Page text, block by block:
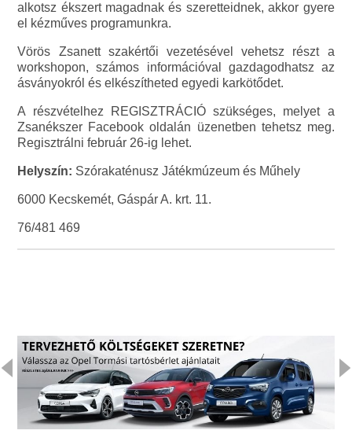
alkotsz ékszert magadnak és szeretteidnek, akkor gyere
el kézműves programunkra.
Vörös Zsanett szakértői vezetésével vehetsz részt a
workshopon, számos információval gazdagodhatsz az
ásványokról és elkészítheted egyedi karkötődet.
A részvételhez REGISZTRÁCIÓ szükséges, melyet a
Zsanékszer Facebook oldalán üzenetben tehetsz meg.
Regisztrálni február 26-ig lehet.
Helyszín: Szórakaténusz Játékmúzeum és Műhely
6000 Kecskemét, Gáspár A. krt. 11.
76/481 469